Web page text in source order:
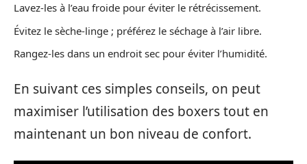
Lavez-les à l’eau froide pour éviter le rétrécissement.
Évitez le sèche-linge ; préférez le séchage à l’air libre.
Rangez-les dans un endroit sec pour éviter l’humidité.
En suivant ces simples conseils, on peut
maximiser l’utilisation des boxers tout en
maintenant un bon niveau de confort.